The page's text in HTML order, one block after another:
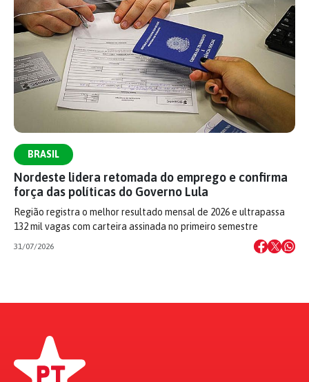
BRASIL
Nordeste lidera retomada do emprego e confirma
força das políticas do Governo Lula
Região registra o melhor resultado mensal de 2026 e ultrapassa
132 mil vagas com carteira assinada no primeiro semestre
31/07/2026